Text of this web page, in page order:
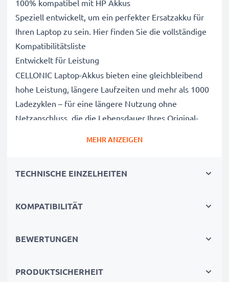
100% kompatibel mit HP Akkus
Speziell entwickelt, um ein perfekter Ersatzakku für
Ihren Laptop zu sein. Hier finden Sie die vollständige
Kompatibilitätsliste
Entwickelt für Leistung
CELLONIC Laptop-Akkus bieten eine gleichbleibend
hohe Leistung, längere Laufzeiten und mehr als 1000
Ladezyklen – für eine längere Nutzung ohne
Netzanschluss, die die Lebensdauer Ihres Original-
getestet, um ein optimales Sicherheitsniveau zu
Kurzschluss-, Überhitzungs- und
Standards – deshalb erhalten Sie eine 36-monatige
MEHR ANZEIGEN
TECHNISCHE EINZELHEITEN
KOMPATIBILITÄT
BEWERTUNGEN
PRODUKTSICHERHEIT